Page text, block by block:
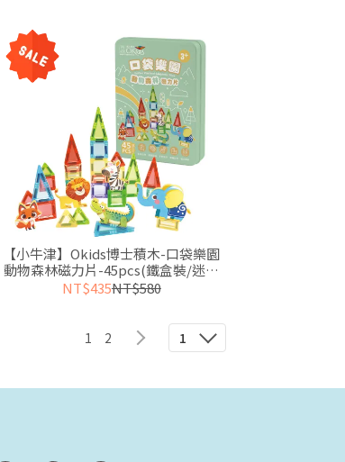
【小牛津】Okids博士積木-口袋樂園
動物森林磁力片-45pcs(鐵盒裝/迷你
磁力片/STEAM玩具)
NT$435NT$580
1 2 1